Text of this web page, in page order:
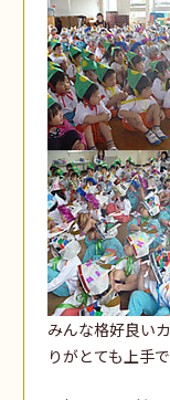
みんな格好良い
りがとても上手